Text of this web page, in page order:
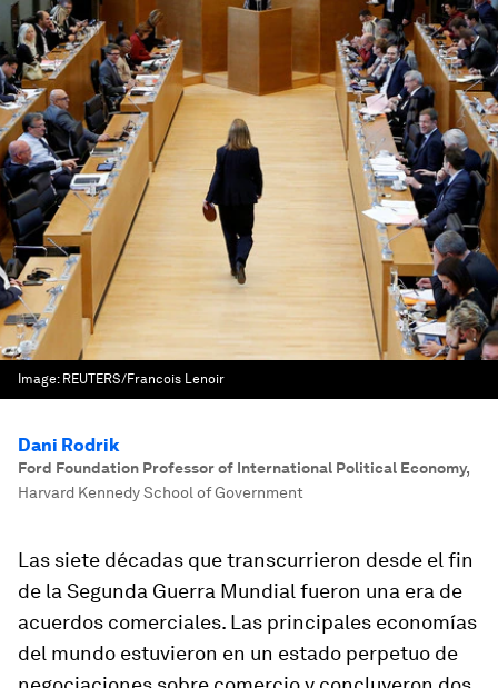
Image: REUTERS/Francois Lenoir
Dani Rodrik
Ford Foundation Professor of International Political Economy,
Harvard Kennedy School of Government
Las siete décadas que transcurrieron desde el fin
de la Segunda Guerra Mundial fueron una era de
acuerdos comerciales. Las principales economías
del mundo estuvieron en un estado perpetuo de